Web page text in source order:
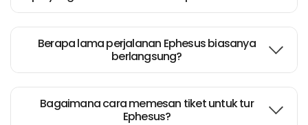
Berapa lama perjalanan Ephesus biasanya
berlangsung?
Bagaimana cara memesan tiket untuk tur
Ephesus?